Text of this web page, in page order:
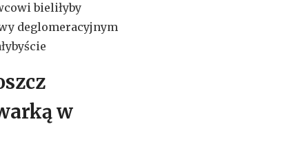
bieliłyby
deglomeracyjnym
w